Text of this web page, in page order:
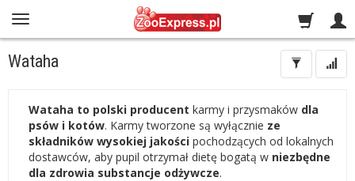
Wataha
Wataha to polski producent karmy i przysmaków dla
psów i kotów. Karmy tworzone są wyłącznie ze
składników wysokiej jakości pochodzących od lokalnych
dostawców, aby pupil otrzymał dietę bogatą w niezbędne
dla zdrowia substancje odżywcze.